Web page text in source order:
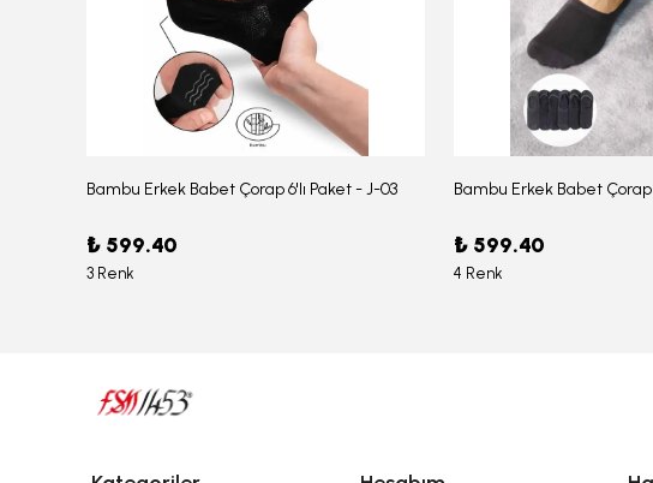
Bambu Erkek Babet Çorap 6'lı Paket - J-03
₺ 599.40
3 Renk
Bambu Erkek Babet Çorap
₺ 599.40
4 Renk